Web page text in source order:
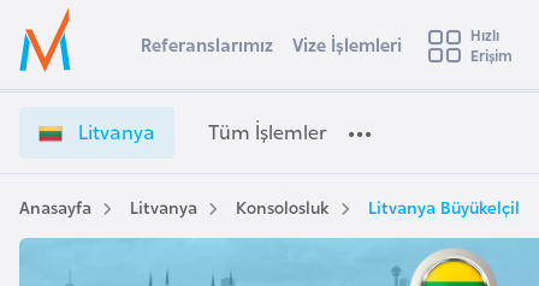
Ülke Seçimi
Başvuru yapmak istediğiniz ülkeyi seçin
Üye
Girişi
i
v
a
n
y
e
Referanslarımız Vize İşlemleri
Hızlı
Erişim
Litvanya Tüm İşlemler
Anasayfa Litvanya Konsolosluk Litvanya
s
t
r
a